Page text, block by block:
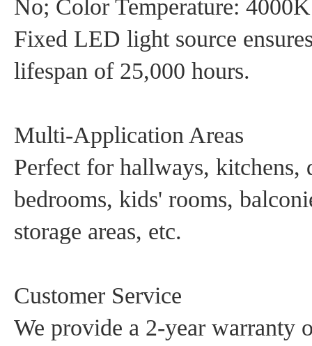
No; Color Temperature:
Fixed LED light source
lifespan of 25,000 hours.
‌Multi-Application Areas‌
Perfect for hallways,
bedrooms, kids' rooms,
storage areas, etc.
‌Customer Service‌
We provide a 2-year warranty